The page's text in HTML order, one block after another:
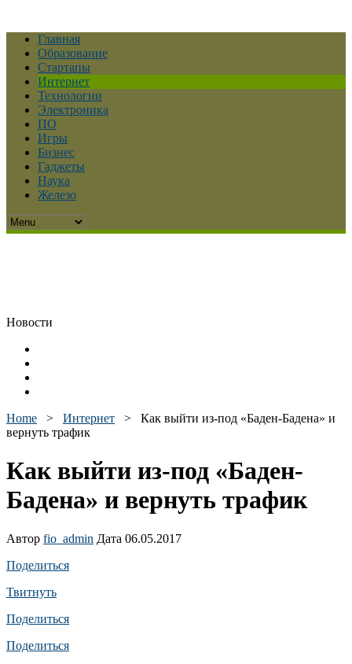
Главная
Образование
Стартапы
Интернет
Технологии
Электроника
ПО
Игры
Бизнес
Гаджеты
Наука
Железо
Новости
Home > Интернет > Как выйти из-под «Баден-Бадена» и
вернуть трафик
Как выйти из-под «Баден-
Бадена» и вернуть трафик
Автор fio_admin Дата 06.05.2017
Поделиться
Твитнуть
Поделиться
Поделиться